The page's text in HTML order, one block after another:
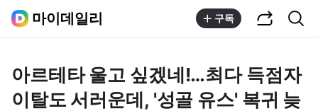
마이데일리 구독
아르테타 울고 싶겠네!…최다 득점자
이탈도 서러운데, '성골 유스' 복귀 늦